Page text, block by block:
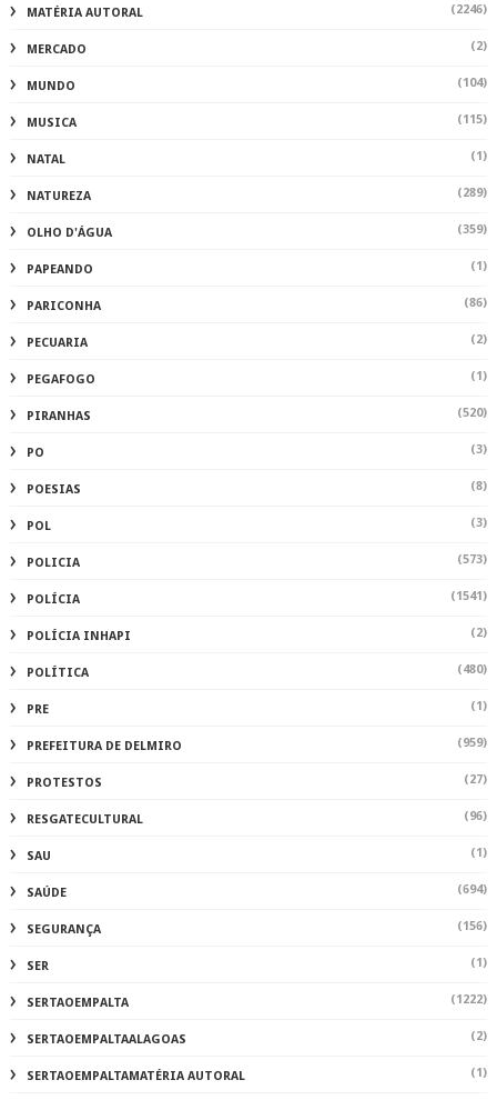
MATÉRIA AUTORAL (2246)
MERCADO (2)
MUNDO (104)
MUSICA (115)
NATAL (1)
NATUREZA (289)
OLHO D'ÁGUA (359)
PAPEANDO (1)
PARICONHA (86)
PECUARIA (2)
PEGAFOGO (1)
PIRANHAS (520)
PO (3)
POESIAS (8)
POL (3)
POLICIA (573)
POLÍCIA (1541)
POLÍCIA INHAPI (2)
POLÍTICA (480)
PRE (1)
PREFEITURA DE DELMIRO (959)
PROTESTOS (27)
RESGATECULTURAL (96)
SAU (1)
SAÚDE (694)
SEGURANÇA (156)
SER (1)
SERTAOEMPALTA (1222)
SERTAOEMPALTAALAGOAS (2)
SERTAOEMPALTAMATÉRIA AUTORAL (1)